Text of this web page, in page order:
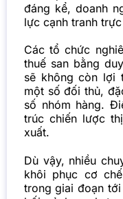
đáng kể, doanh
lực cạnh tranh
Các tổ chức
thuế san bằng
sẽ không còn lợi
một số đối thủ,
số nhóm hàng.
trúc chiến lược
xuất.
Dù vậy, nhiều
khôi phục cơ
trong giai đoạn